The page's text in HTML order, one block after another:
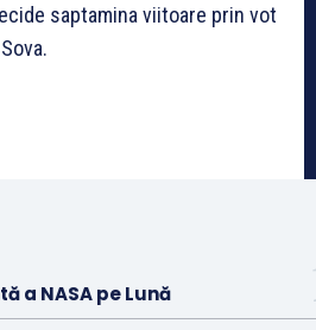
saptamina viitoare prin vot
a NASA pe Lună